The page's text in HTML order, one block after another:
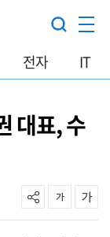
전자 IT
대표, 수